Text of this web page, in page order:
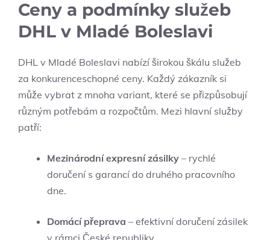
Ceny a podmínky služeb
DHL v Mladé Boleslavi
DHL v Mladé Boleslavi nabízí širokou škálu služeb
za konkurenceschopné ceny. Každý zákazník si
může vybrat z mnoha variant, které se přizpůsobují
různým potřebám a rozpočtům. Mezi hlavní služby
patří:
Mezinárodní expresní zásilky – rychlé
doručení s garancí do druhého pracovního
dne.
Domácí přeprava – efektivní doručení zásilek